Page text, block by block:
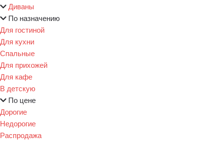
Диваны
По назначению
Для гостиной
Для кухни
Спальные
Для прихожей
Для кафе
В детскую
По цене
Дорогие
Недорогие
Распродажа